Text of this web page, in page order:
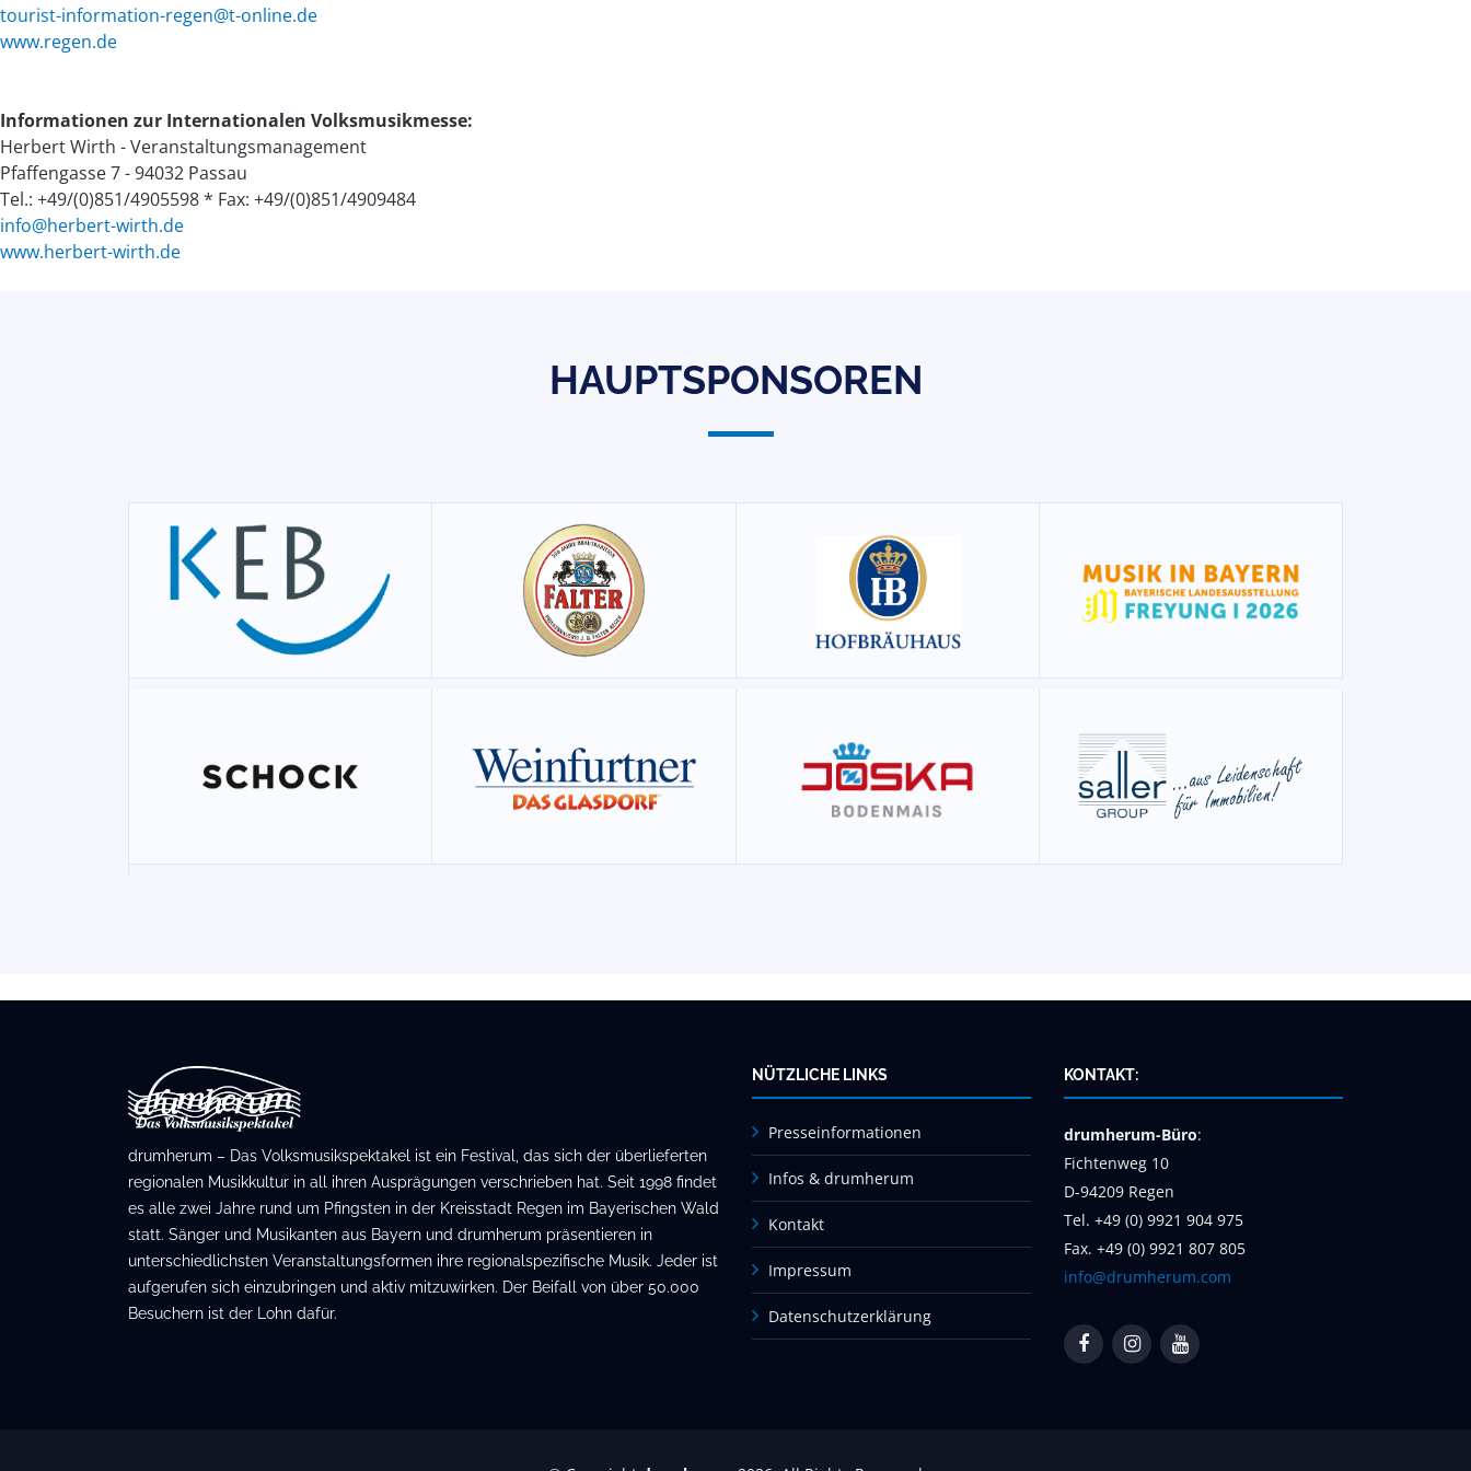
tourist-information-regen@t-online.de
www.regen.de
Informationen zur Internationalen Volksmusikmesse:
Herbert Wirth - Veranstaltungsmanagement
Pfaffengasse 7 - 94032 Passau
Tel.: +49/(0)851/4905598 * Fax: +49/(0)851/4909484
info@herbert-wirth.de
www.herbert-wirth.de
HAUPTSPONSOREN
drumherum – Das Volksmusikspektakel ist ein Festival, das sich der überlieferten
regionalen Musikkultur in all ihren Ausprägungen verschrieben hat. Seit 1998 findet
es alle zwei Jahre rund um Pfingsten in der Kreisstadt Regen im Bayerischen Wald
statt. Sänger und Musikanten aus Bayern und drumherum präsentieren in
unterschiedlichsten Veranstaltungsformen ihre regionalspezifische Musik. Jeder ist
aufgerufen sich einzubringen und aktiv mitzuwirken. Der Beifall von über 50.000
Besuchern ist der Lohn dafür.
NÜTZLICHE LINKS
Presseinformationen
Infos & drumherum
Kontakt
Impressum
Datenschutzerklärung
KONTAKT:
drumherum-Büro:
Fichtenweg 10
D-94209 Regen
Tel. +49 (0) 9921 904 975
Fax. +49 (0) 9921 807 805
info@drumherum.com